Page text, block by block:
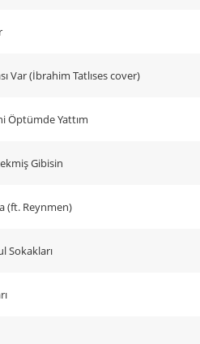
Var (İbrahim Tatlıses cover)
Öptümde Yattım
Gibisin
(ft. Reynmen)
Sokakları